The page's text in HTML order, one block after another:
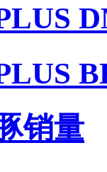
销量